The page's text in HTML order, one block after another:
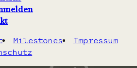
Milestones
Impressum